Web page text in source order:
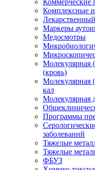
Коммерческие
Комплексные
Маркеры
Медосмотры
Молекулярная
(кровь)
Молекулярная
кал
Молекулярная
Программы
заболеваний
Тяжелые
Тяжелые
ФБУЗ